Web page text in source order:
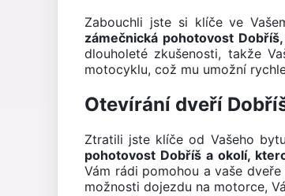
Zabouchli jste si klíče ve
zámečnická pohotovost
dlouholeté zkušenosti, takže
motocyklu, což mu umožní
Otevírání dveří
Ztratili jste klíče od Vašeho
pohotovost Dobříš a okolí,
Vám rádi pomohou a vaše
možnosti dojezdu na motorce,